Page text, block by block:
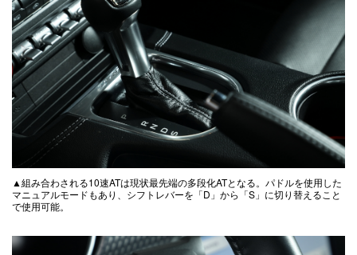
▲組み合わされる10速ATは現状最先端の多段化ATとなる。パドルを使用した
マニュアルモードもあり、シフトレバーを「D」から「S」に切り替えること
で使用可能。